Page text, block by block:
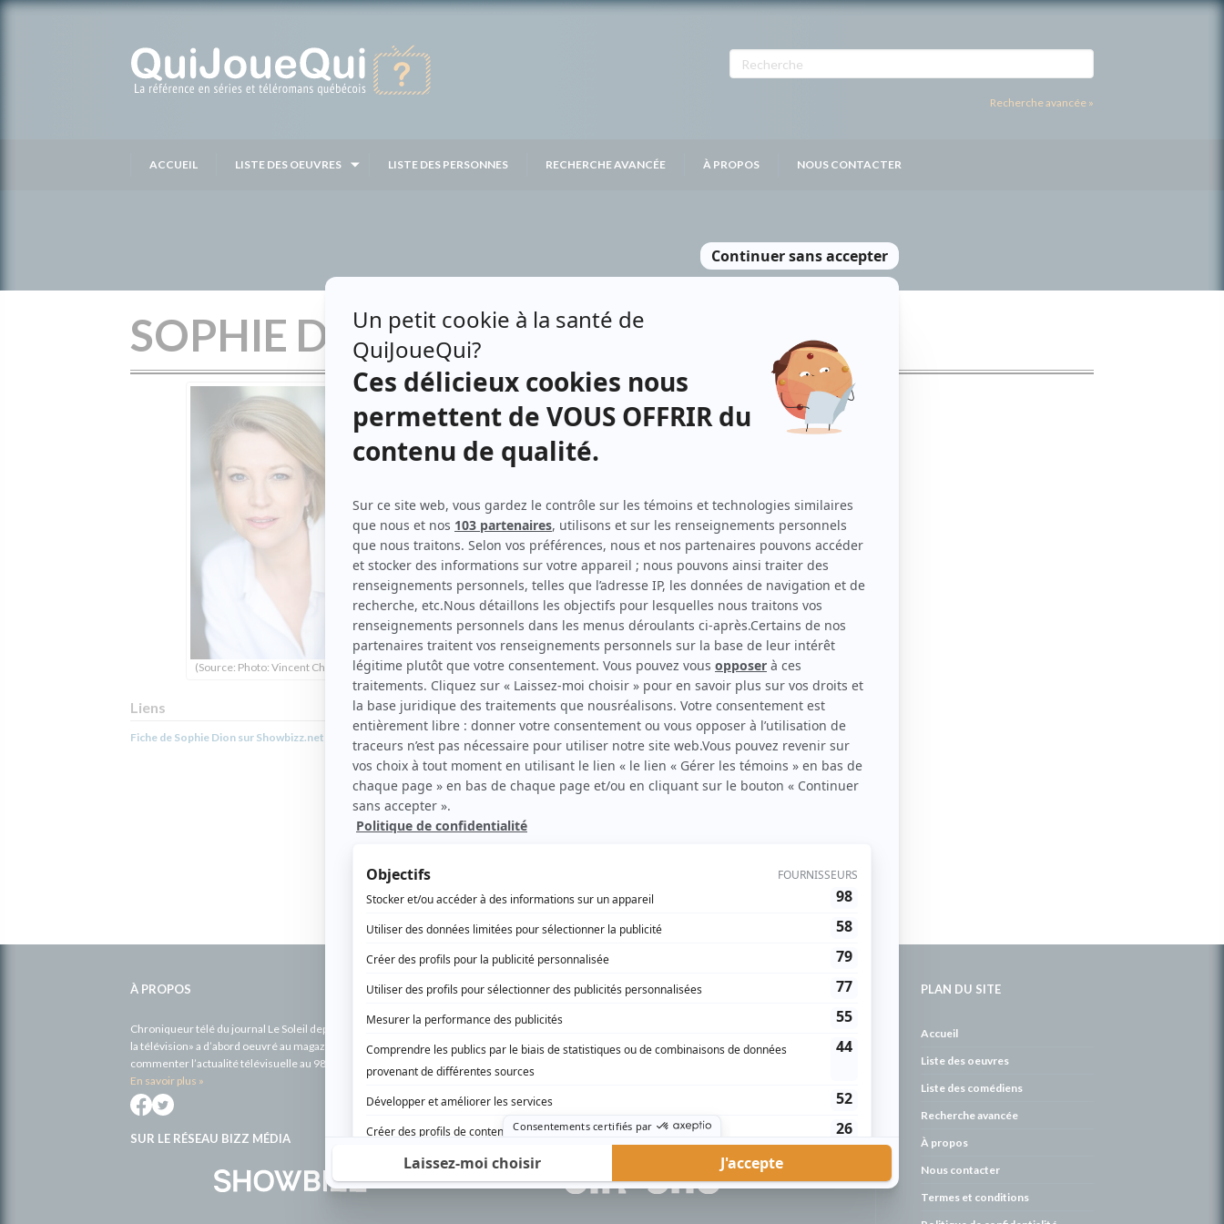
Recherche avancée »
ACCUEIL LISTE DES OEUVRES LISTE DES PERSONNES RECHERCHE AVANCÉE À PROPOS NOUS CONTACTER
SOPHIE DION
(Source: Photo: Vincent Champoux)
Liens
Fiche de Sophie Dion sur Showbizz.net
Personnages
Dumas(Hélène Boyer2025)
STAT(Élise Boileau2023
Diplomate
Alertes(Sylvie Trahant 2023 )
Les Révoltés(Nadia)
Aller simple : survivre(Corine)
Mégantic( Jeanine )
Ma mère(Joanie)
Doute raisonnable
Jacynthe Demers 2024
Léo(Steph)
Toute la vie(Médecin urgence hôpital Christophe2021 )
Les honorables( Caroline Harel2022)
5e rang Andréanne2021-)
(Vanessa Marois
Chabotte et fille (Motivatrice)
4 et demi...
À PROPOS
Chroniqueur télé du journal Le Soleil depuis 2001, Richard Therrien carbure à son petit écran. Celui qu’on surnomme parfois «l’encyclopédie de
la télévision» a d’abord oeuvré au magazine TV Hebdo de 1996 à 2001. Sa spécialité: la télé québécoise. On peut l’entendre régulièrement
commenter l’actualité télévisuelle au 98,5.
En savoir plus »
SUR LE RÉSEAU BIZZ MÉDIA
PLAN DU SITE
Accueil
Liste des oeuvres
Liste des comédiens
Recherche avancée
À propos
Nous contacter
Termes et conditions